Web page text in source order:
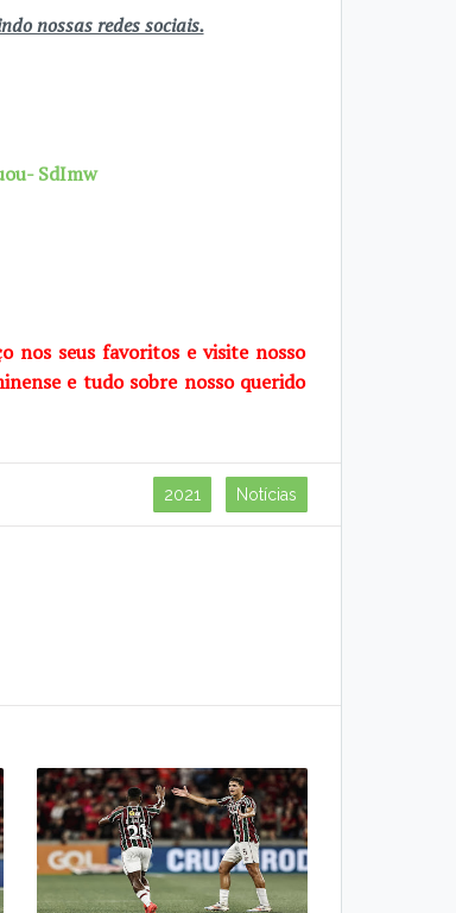
nossas redes sociais.
SdImw
nos seus favoritos e visite nosso
e tudo sobre nosso querido
2021 Notícias